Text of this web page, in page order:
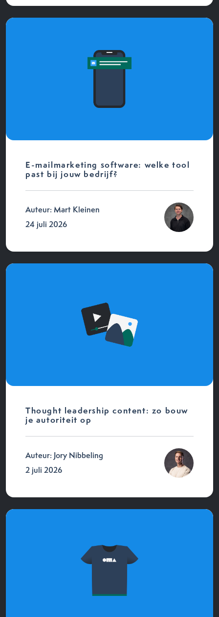
E-mailmarketing software: welke tool
past bij jouw bedrijf?
Auteur: Mart Kleinen
24 juli 2026
Thought leadership content: zo bouw
je autoriteit op
Auteur: Jory Nibbeling
2 juli 2026